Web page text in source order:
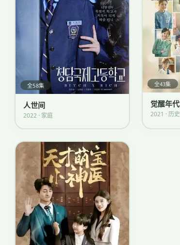
全58集
人世间
2022 · 家庭
全43集
觉醒年代
2021 · 历史